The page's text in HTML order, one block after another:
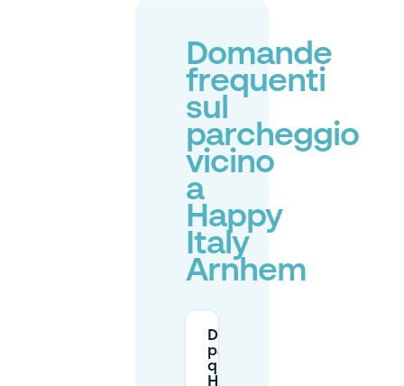
Domande
frequenti
sul
parcheggio
vicino
a
Happy
Italy
Arnhem
Dove posso
parcheggiare
quando visito
Happy Italy